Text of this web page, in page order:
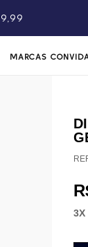
MARCAS
3X